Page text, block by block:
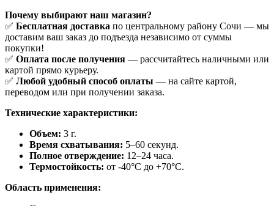
Почему выбирают наш магазин?
✅ Бесплатная доставка по центральному району Сочи — мы
доставим ваш заказ до подъезда независимо от суммы
покупки!
✅ Оплата после получения — рассчитайтесь наличными или
картой прямо курьеру.
✅ Любой удобный способ оплаты — на сайте картой,
переводом или при получении заказа.
Технические характеристики:
Объем: 3 г.
Время схватывания: 5–60 секунд.
Полное отверждение: 12–24 часа.
Термостойкость: от -40°C до +70°C.
Область применения: